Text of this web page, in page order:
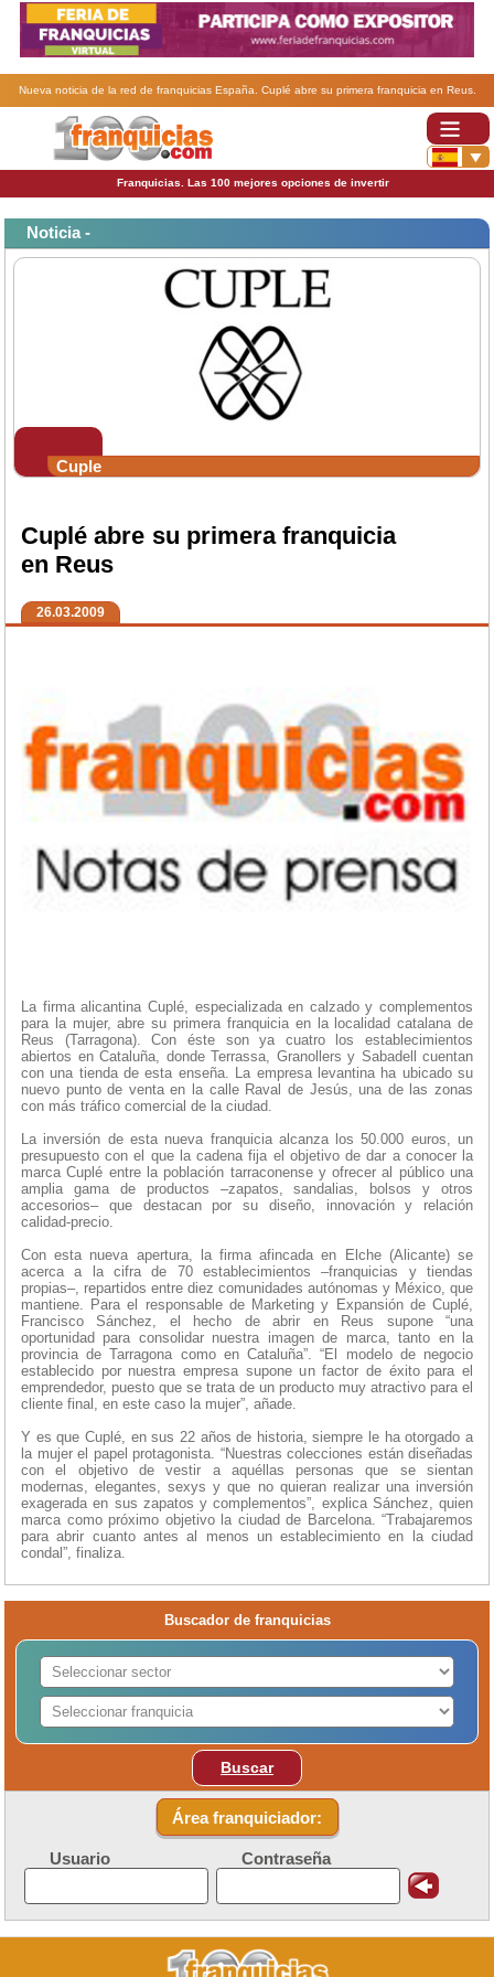
Nueva noticia de la red de franquicias España. Cuplé abre su primera franquicia en Reus.
Franquicias. Las 100 mejores opciones de invertir
Noticia -
Cuple
Cuplé abre su primera franquicia
en Reus
26.03.2009
La firma alicantina Cuplé, especializada en calzado y complementos
para la mujer, abre su primera franquicia en la localidad catalana de
Reus (Tarragona). Con éste son ya cuatro los establecimientos
abiertos en Cataluña, donde Terrassa, Granollers y Sabadell cuentan
con una tienda de esta enseña. La empresa levantina ha ubicado su
nuevo punto de venta en la calle Raval de Jesús, una de las zonas
con más tráfico comercial de la ciudad.
La inversión de esta nueva franquicia alcanza los 50.000 euros, un
presupuesto con el que la cadena fija el objetivo de dar a conocer la
marca Cuplé entre la población tarraconense y ofrecer al público una
amplia gama de productos –zapatos, sandalias, bolsos y otros
accesorios– que destacan por su diseño, innovación y relación
calidad-precio.
Con esta nueva apertura, la firma afincada en Elche (Alicante) se
acerca a la cifra de 70 establecimientos –franquicias y tiendas
propias–, repartidos entre diez comunidades autónomas y México, que
mantiene. Para el responsable de Marketing y Expansión de Cuplé,
Francisco Sánchez, el hecho de abrir en Reus supone “una
oportunidad para consolidar nuestra imagen de marca, tanto en la
provincia de Tarragona como en Cataluña”. “El modelo de negocio
establecido por nuestra empresa supone un factor de éxito para el
emprendedor, puesto que se trata de un producto muy atractivo para el
cliente final, en este caso la mujer”, añade.
Y es que Cuplé, en sus 22 años de historia, siempre le ha otorgado a
la mujer el papel protagonista. “Nuestras colecciones están diseñadas
con el objetivo de vestir a aquéllas personas que se sientan
modernas, elegantes, sexys y que no quieran realizar una inversión
exagerada en sus zapatos y complementos”, explica Sánchez, quien
marca como próximo objetivo la ciudad de Barcelona. “Trabajaremos
para abrir cuanto antes al menos un establecimiento en la ciudad
condal”, finaliza.
Buscador de franquicias
Buscar
Área franquiciador:
Usuario Contraseña